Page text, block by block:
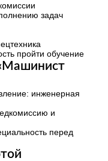
задач
пройти обучение
инженерная
и
перед